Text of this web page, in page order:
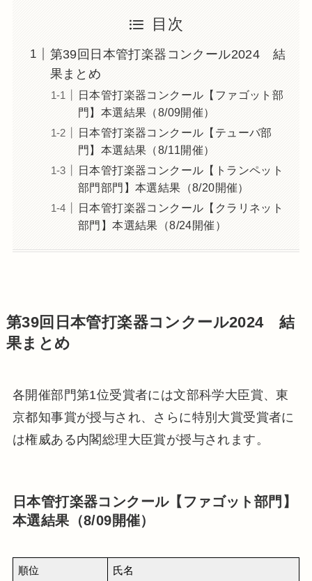
目次
第39回日本管打楽器コンクール2024 結
果まとめ
日本管打楽器コンクール【ファゴット部
門】本選結果（8/09開催）
日本管打楽器コンクール【テューバ部
門】本選結果（8/11開催）
日本管打楽器コンクール【トランペット
部門部門】本選結果（8/20開催）
日本管打楽器コンクール【クラリネット
部門】本選結果（8/24開催）
第39回日本管打楽器コンクール2024 結
果まとめ
各開催部門第1位受賞者には文部科学大臣賞、東
京都知事賞が授与され、さらに特別大賞受賞者に
は権威ある内閣総理大臣賞が授与されます。
日本管打楽器コンクール【ファゴット部門】
本選結果（8/09開催）
順位 氏名